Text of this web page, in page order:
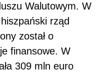
Walutowym. W
rząd
został o
finansowe. W
309 mln euro